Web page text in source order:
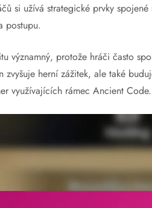
si užívá strategické prvky
postupu.
významný, protože hráči často
zvyšuje herní zážitek, ale také
využívajících rámec Ancient Code.